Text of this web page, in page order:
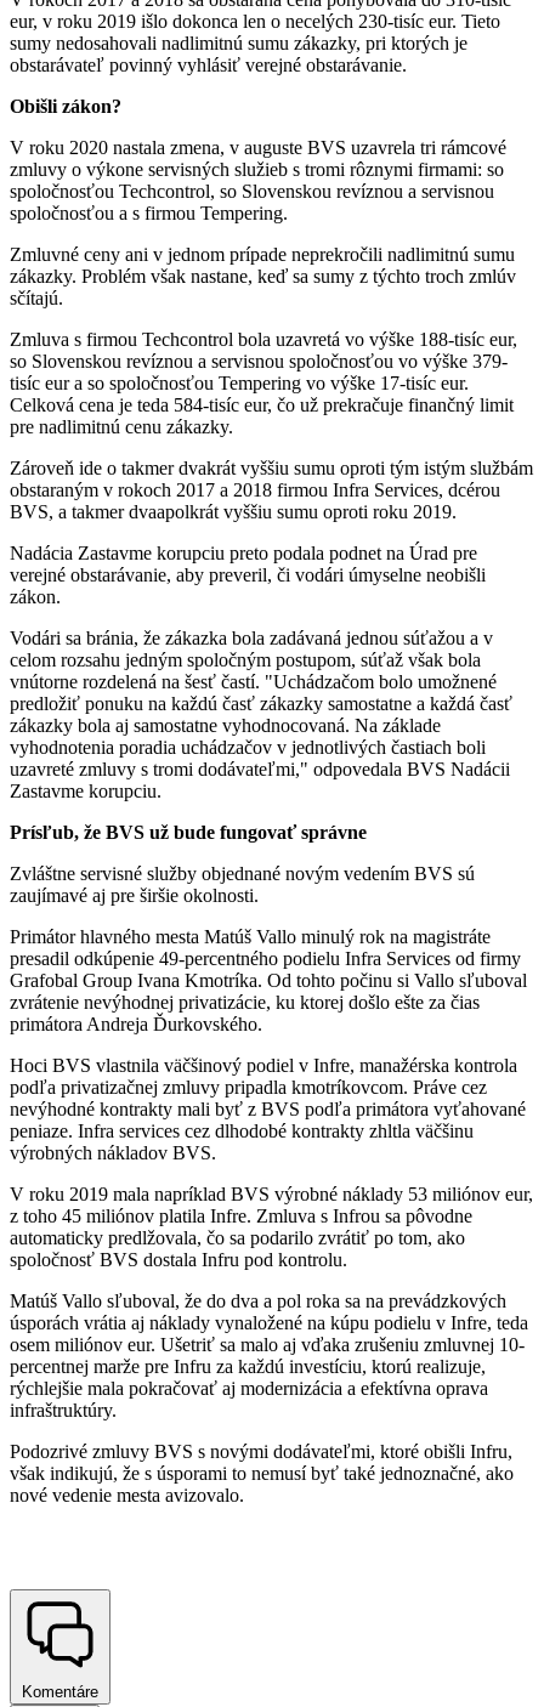
eur, v roku 2019 išlo dokonca len o necelých 230-tisíc eur. Tieto
sumy nedosahovali nadlimitnú sumu zákazky, pri ktorých je
obstarávateľ povinný vyhlásiť verejné obstarávanie.
Obišli zákon?
V roku 2020 nastala zmena, v auguste BVS uzavrela tri rámcové
zmluvy o výkone servisných služieb s tromi rôznymi firmami: so
spoločnosťou Techcontrol, so Slovenskou revíznou a servisnou
spoločnosťou a s firmou Tempering.
Zmluvné ceny ani v jednom prípade neprekročili nadlimitnú sumu
zákazky. Problém však nastane, keď sa sumy z týchto troch zmlúv
sčítajú.
Zmluva s firmou Techcontrol bola uzavretá vo výške 188-tisíc eur,
so Slovenskou revíznou a servisnou spoločnosťou vo výške 379-
tisíc eur a so spoločnosťou Tempering vo výške 17-tisíc eur.
Celková cena je teda 584-tisíc eur, čo už prekračuje finančný limit
pre nadlimitnú cenu zákazky.
Zároveň ide o takmer dvakrát vyššiu sumu oproti tým istým službám
obstaraným v rokoch 2017 a 2018 firmou Infra Services, dcérou
BVS, a takmer dvaapolkrát vyššiu sumu oproti roku 2019.
Nadácia Zastavme korupciu preto podala podnet na Úrad pre
verejné obstarávanie, aby preveril, či vodári úmyselne neobišli
zákon.
Vodári sa bránia, že zákazka bola zadávaná jednou súťažou a v
celom rozsahu jedným spoločným postupom, súťaž však bola
vnútorne rozdelená na šesť častí. "Uchádzačom bolo umožnené
predložiť ponuku na každú časť zákazky samostatne a každá časť
zákazky bola aj samostatne vyhodnocovaná. Na základe
vyhodnotenia poradia uchádzačov v jednotlivých častiach boli
uzavreté zmluvy s tromi dodávateľmi," odpovedala BVS Nadácii
Zastavme korupciu.
Prísľub, že BVS už bude fungovať správne
Zvláštne servisné služby objednané novým vedením BVS sú
zaujímavé aj pre širšie okolnosti.
Primátor hlavného mesta Matúš Vallo minulý rok na magistráte
presadil odkúpenie 49-percentného podielu Infra Services od firmy
Grafobal Group Ivana Kmotríka. Od tohto počinu si Vallo sľuboval
zvrátenie nevýhodnej privatizácie, ku ktorej došlo ešte za čias
primátora Andreja Ďurkovského.
Hoci BVS vlastnila väčšinový podiel v Infre, manažérska kontrola
podľa privatizačnej zmluvy pripadla kmotríkovcom. Práve cez
nevýhodné kontrakty mali byť z BVS podľa primátora vyťahované
peniaze. Infra services cez dlhodobé kontrakty zhltla väčšinu
výrobných nákladov BVS.
V roku 2019 mala napríklad BVS výrobné náklady 53 miliónov eur,
z toho 45 miliónov platila Infre. Zmluva s Infrou sa pôvodne
automaticky predlžovala, čo sa podarilo zvrátiť po tom, ako
spoločnosť BVS dostala Infru pod kontrolu.
Matúš Vallo sľuboval, že do dva a pol roka sa na prevádzkových
úsporách vrátia aj náklady vynaložené na kúpu podielu v Infre, teda
osem miliónov eur. Ušetriť sa malo aj vďaka zrušeniu zmluvnej 10-
percentnej marže pre Infru za každú investíciu, ktorú realizuje,
rýchlejšie mala pokračovať aj modernizácia a efektívna oprava
infraštruktúry.
Podozrivé zmluvy BVS s novými dodávateľmi, ktoré obišli Infru,
však indikujú, že s úsporami to nemusí byť také jednoznačné, ako
nové vedenie mesta avizovalo.
Komentáre